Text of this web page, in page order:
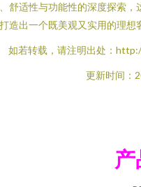
舒适性与功能性的深度探索
造出一个既美观又实用的理想
如若转载，请注明出处：
更新时间：